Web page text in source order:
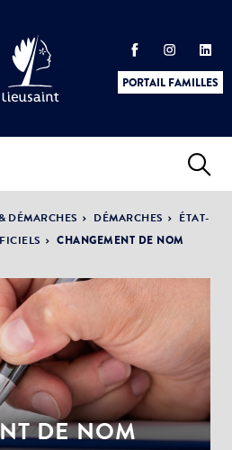
PORTAIL FAMILLES
ACTUALITÉS &
ÉVÈNEMENTS
DÉMOCRATIE
PARTICIPATIVE
DÉMARCHES DÉMARCHES
ÉTAT-
CHANGEMENT DE NOM
DE NOM